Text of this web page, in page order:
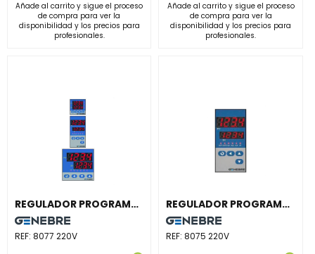
Añade al carrito y sigue el proceso
de compra para ver la
disponibilidad y los precios para
profesionales.
Añade al carrito y sigue el proceso
de compra para ver la
disponibilidad y los precios para
profesionales.
REGULADOR PROGRAMABLE 8077 OUT relé+2 ALARMA
REF: 8077 220V
REGULADOR PROGRAMABLE 8075 OUT relé+2 ALARMA
REF:8075 220V